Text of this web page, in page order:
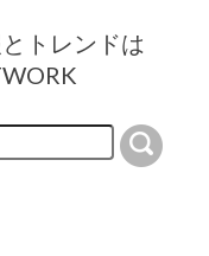
トレンドは